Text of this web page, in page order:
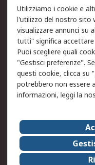
Informativa Cookie
Email Security
Condizioni di
Etica e
Chi Siamo
Chi Siamo
Supporto
Carriere
Press Centre
Utilizziamo i cookie e
l'utilizzo del nostro sito
visualizzare annunci su
tutti" significa accettare
Puoi scegliere quali
"Gestisci preferenze".
questi cookie, clicca su
potrebbero non essere
informazioni, leggi la